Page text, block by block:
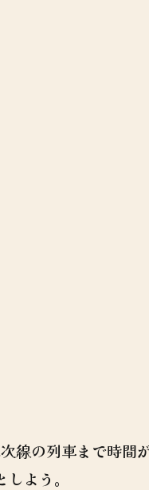
線の列車まで時間
よう。